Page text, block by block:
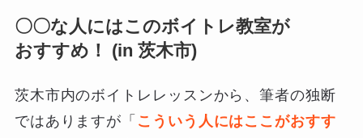
〇〇な人にはこのボイトレ教室が
おすすめ！ (in 茨木市)
茨木市内のボイトレレッスンから、筆者の独断
ではありますが「 こういう人にはここがおすす